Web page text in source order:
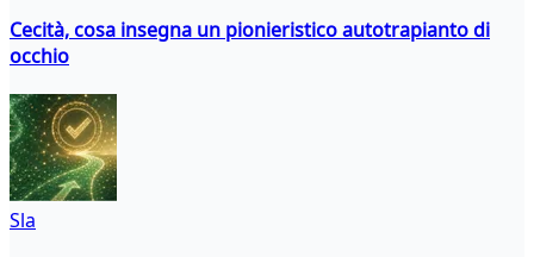
Cecità, cosa insegna un pionieristico autotrapianto di
occhio
Sla